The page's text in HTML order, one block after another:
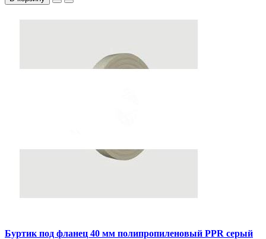
Буртик под фланец 40 мм полипропиленовый PPR серый